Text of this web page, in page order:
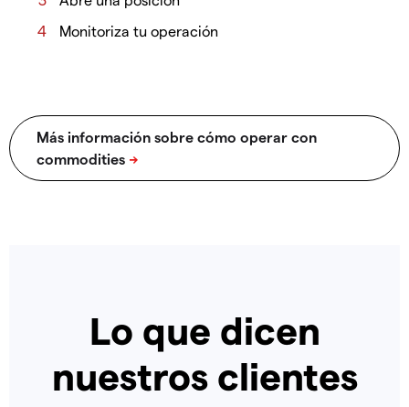
Monitoriza tu operación
Lo que dicen
nuestros clientes